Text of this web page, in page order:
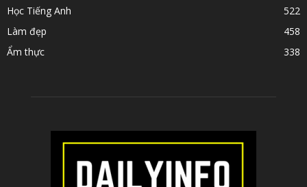
Học Tiếng Anh
522
Làm đẹp
458
Ẩm thực
338